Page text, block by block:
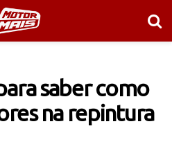
saber como
na repintura